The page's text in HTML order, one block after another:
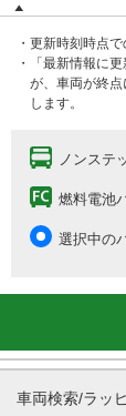
・更新時刻時点
・「最新情報に
が、車両が終
します。
ノンステ
燃料電池
選択中の
車両検索/ラッ